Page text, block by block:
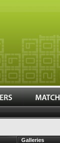
Galleries